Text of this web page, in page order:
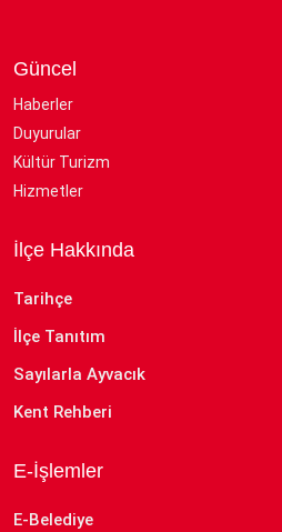
Güncel
Haberler
Duyurular
Kültür Turizm
Hizmetler
İlçe Hakkında
Tarihçe
İlçe Tanıtım
Sayılarla Ayvacık
Kent Rehberi
E-İşlemler
E-Belediye